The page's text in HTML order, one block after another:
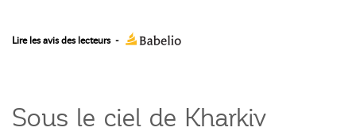
Lire les avis des lecteurs -
Sous le ciel de Kharkiv